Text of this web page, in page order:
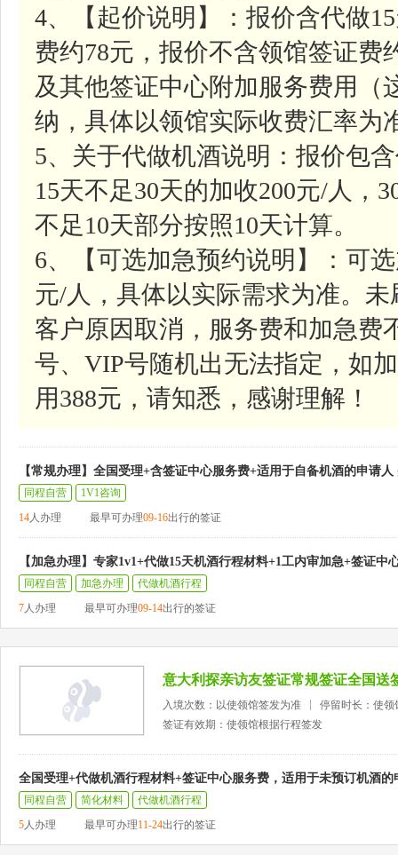
4、【起价说明】：报价含代做
费约78元，报价不含领馆签证费
及其他签证中心附加服务费用（
纳，具体以领馆实际收费汇率为
5、关于代做机酒说明：报价包
15天不足30天的加收200元/人，
不足10天部分按照10天计算。
6、【可选加急预约说明】：可
元/人，具体以实际需求为准。
客户原因取消，服务费和加急费
号、VIP号随机出无法指定，如
用388元，请知悉，感谢理解！
【常规办理】全国受理+含签证中心服务费+适用于自备机酒的申请人
同程自营
1V1咨询
14人办理 最早可办理09-16出行的签证
【加急办理】专家1v1+代做15天机酒行程材料+1工内审加急+签证中
同程自营 加急办理
代做机酒行程
7人办理 最早可办理09-14出行的签证
意大利探亲访友签证常规签证全国送
入境次数：以使领馆签发为准
停留时长：使领
签证有效期：使领馆根据行程签发
全国受理+代做机酒行程材料+签证中心服务费，适用于未预订机酒的
同程自营 简化材料
代做机酒行程
5人办理 最早可办理11-24出行的签证